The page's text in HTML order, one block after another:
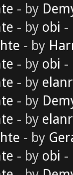
- by
- by obi -
- by
- by obi -
- by
- by
- by
- by
- by obi -